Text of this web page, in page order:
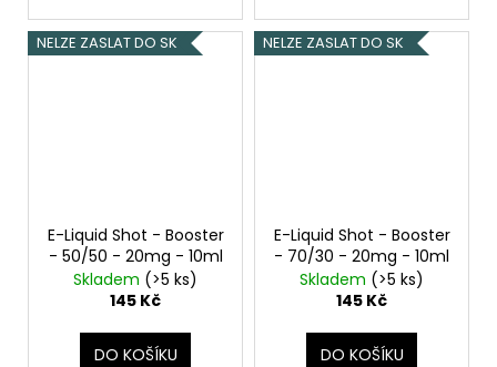
NELZE ZASLAT DO SK
E-Liquid Shot - Booster
- 50/50 - 20mg - 10ml
Skladem (>5 ks)
145 Kč
DO KOŠÍKU
NELZE ZASLAT DO SK
E-Liquid Shot - Booster
- 70/30 - 20mg - 10ml
Skladem (>5 ks)
145 Kč
DO KOŠÍKU